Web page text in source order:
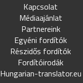
Kapcsolat
Médiaajánlat
Partnereink
Egyéni fordítók
Részidős fordítók
Fordítóirodák
Hungarian-translator.eu